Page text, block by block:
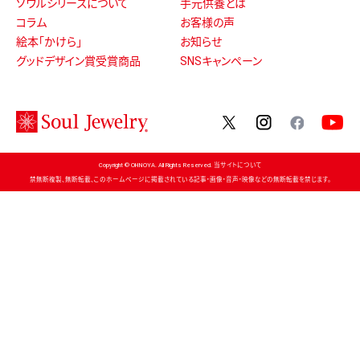
ソウルシリーズについて
手元供養とは
コラム
お客様の声
絵本「かけら」
お知らせ
グッドデザイン賞受賞商品
SNSキャンペーン
twitterinstagram
Copyright © OHNOYA. All Rights Reserved. 当サイトについて
禁無断複製、無断転載、このホームページに掲載されている記事・画像・音声・映像などの無断転載を禁じます。